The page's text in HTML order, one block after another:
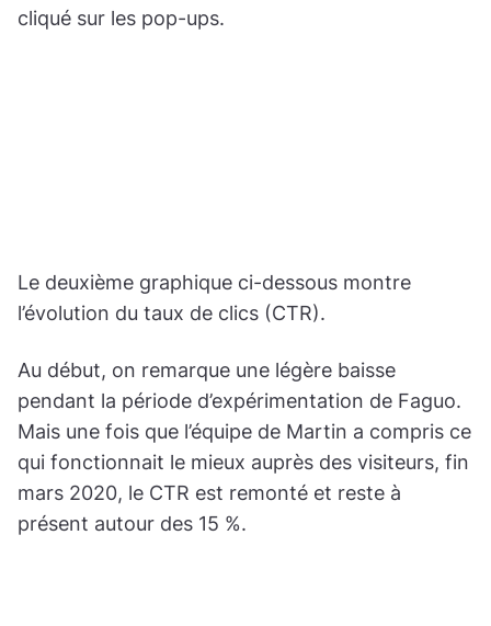
cliqué sur les pop-ups.
Le deuxième graphique ci-dessous montre
l’évolution du taux de clics (CTR).
Au début, on remarque une légère baisse
pendant la période d’expérimentation de Faguo.
Mais une fois que l’équipe de Martin a compris ce
qui fonctionnait le mieux auprès des visiteurs, fin
mars 2020, le CTR est remonté et reste à
présent autour des 15 %.